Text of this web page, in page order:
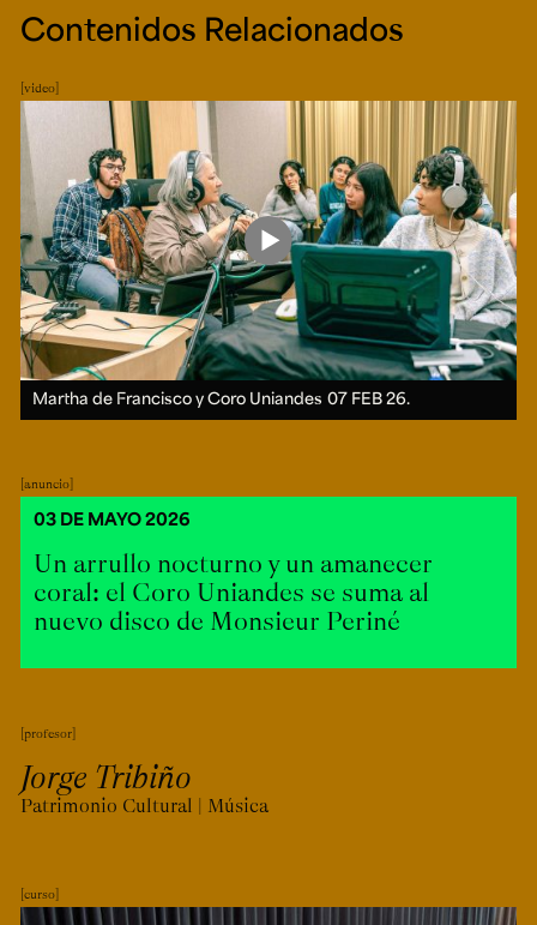
Contenidos Relacionados
video
Martha de Francisco y Coro Uniandes 07 FEB 26.
anuncio
Un arrullo nocturno y un amanecer
coral: el Coro Uniandes se suma al
nuevo disco de Monsieur Periné
03 DE MAYO 2026
profesor
Jorge Tribiño
Patrimonio Cultural | Música
curso